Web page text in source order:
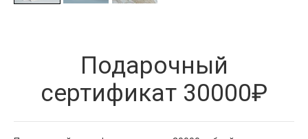
Подарочный
сертификат 30000₽